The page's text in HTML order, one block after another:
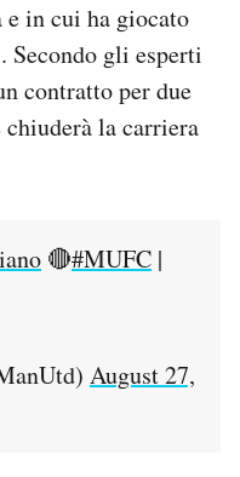
in cui ha giocato
Secondo gli esperti
contratto per due
chiuderà la carriera
🔴#MUFC |
August 27,